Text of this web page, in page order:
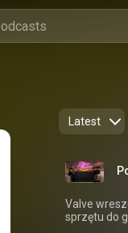
Latest
Valve
sprzętu do